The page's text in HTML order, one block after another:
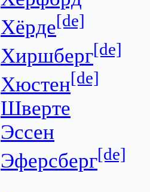
Хёрде[de]
Хиршберг[de]
Хюстен[de]
Шверте
Эссен
Эферсберг[de]